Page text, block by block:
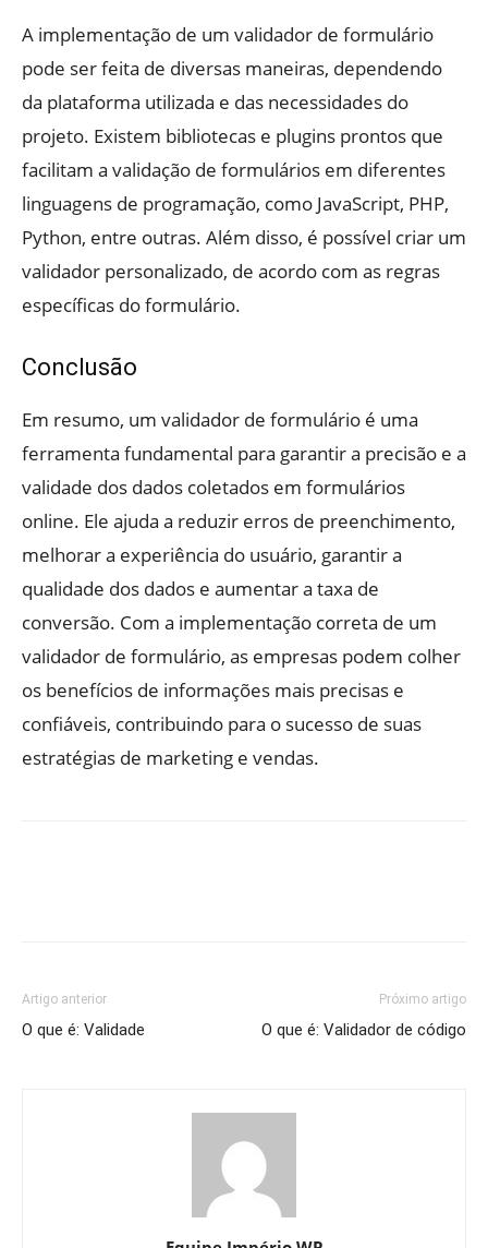
A implementação de um validador de formulário
pode ser feita de diversas maneiras, dependendo
da plataforma utilizada e das necessidades do
projeto. Existem bibliotecas e plugins prontos que
facilitam a validação de formulários em diferentes
linguagens de programação, como JavaScript, PHP,
Python, entre outras. Além disso, é possível criar um
validador personalizado, de acordo com as regras
específicas do formulário.
Conclusão
Em resumo, um validador de formulário é uma
ferramenta fundamental para garantir a precisão e a
validade dos dados coletados em formulários
online. Ele ajuda a reduzir erros de preenchimento,
melhorar a experiência do usuário, garantir a
qualidade dos dados e aumentar a taxa de
conversão. Com a implementação correta de um
validador de formulário, as empresas podem colher
os benefícios de informações mais precisas e
confiáveis, contribuindo para o sucesso de suas
estratégias de marketing e vendas.
Artigo anterior
O que é: Validade
Próximo artigo
O que é: Validador de código